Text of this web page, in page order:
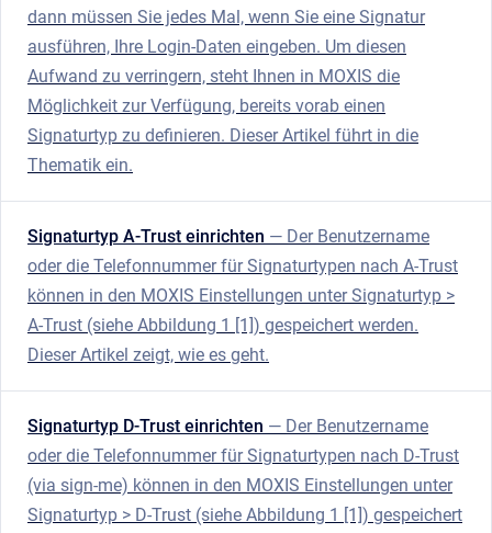
dann müssen Sie jedes Mal, wenn Sie eine Signatur
ausführen, Ihre Login-Daten eingeben. Um diesen
Aufwand zu verringern, steht Ihnen in MOXIS die
Möglichkeit zur Verfügung, bereits vorab einen
Signaturtyp zu definieren. Dieser Artikel führt in die
Thematik ein.
Signaturtyp A-Trust einrichten — Der Benutzername
oder die Telefonnummer für Signaturtypen nach A-Trust
können in den MOXIS Einstellungen unter Signaturtyp >
A-Trust (siehe Abbildung 1 [1]) gespeichert werden.
Dieser Artikel zeigt, wie es geht.
Signaturtyp D-Trust einrichten — Der Benutzername
oder die Telefonnummer für Signaturtypen nach D-Trust
(via sign-me) können in den MOXIS Einstellungen unter
Signaturtyp > D-Trust (siehe Abbildung 1 [1]) gespeichert